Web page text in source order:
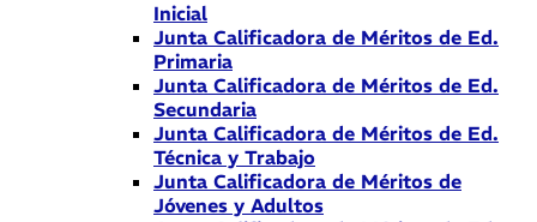
Inicial
Junta Calificadora de Méritos de Ed.
Primaria
Junta Calificadora de Méritos de Ed.
Secundaria
Junta Calificadora de Méritos de Ed.
Técnica y Trabajo
Junta Calificadora de Méritos de
Jóvenes y Adultos